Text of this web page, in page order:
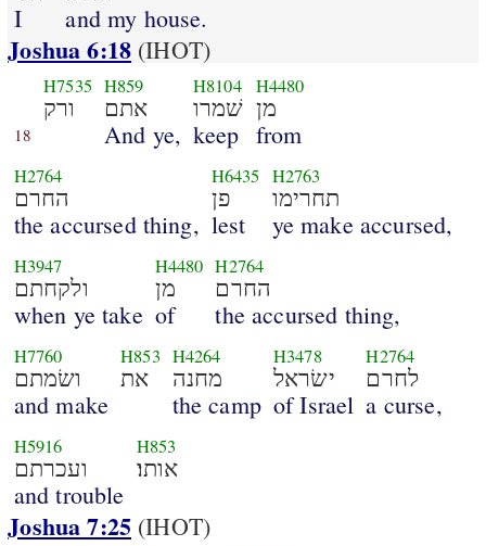
I and my house.
Joshua 6:18 (IHOT)
18
H7535
ורק
H859
אתם
And ye,
H8104
שׁמרו
keep
H4480
מן
from
H2764
החרם
the accursed thing,
H6435
פן
lest
H2763
תחרימו
ye make accursed,
H3947
ולקחתם
when ye take
H4480
מן
of
H2764
החרם
the accursed thing,
H7760
ושׂמתם
and make
H853
את
H4264
מחנה
the camp
H3478
ישׂראל
of Israel
H2764
לחרם
a curse,
H5916
ועכרתם
and trouble
H853
אותו׃
Joshua 7:25 (IHOT)